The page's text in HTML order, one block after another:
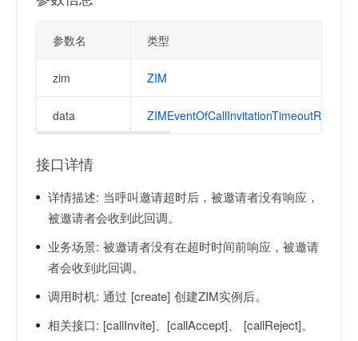
参数名 类型
zim ZIM
data ZIMEventOfCallInvitationTimeoutResult
接口详情
详情描述: 当呼叫邀请超时后，被邀请者没有响应，
被邀请者会收到此回调。
业务场景: 被邀请者没有在超时时间前响应，被邀请
者会收到此回调。
调用时机: 通过 [create] 创建ZIM实例后。
相关接口: [callInvite]、[callAccept]、 [callReject]。